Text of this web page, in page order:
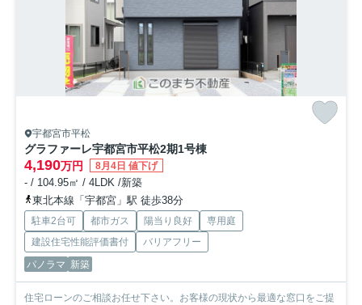
宇都宮市平松
グラファーレ宇都宮市平松2期1号棟
4,190万円 8月4日 値下げ
- / 104.95㎡ / 4LDK /新築
東北本線「宇都宮」駅 徒歩38分
駐車2台可 都市ガス 陽当り良好
専用庭
建設住宅性能評価書付
バリアフリー
パノラマ 新築
住宅ローンのご相談お任せ下さい。お客様の現状から最適な窓口をご提